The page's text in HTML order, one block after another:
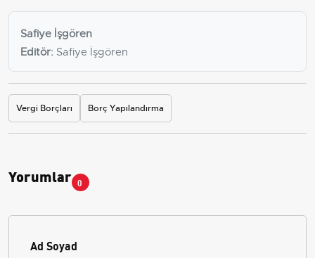
Safiye İşgören
Editör: Safiye İşgören
Vergi Borçları Borç Yapılandırma
Yorumlar 0
Ad Soyad